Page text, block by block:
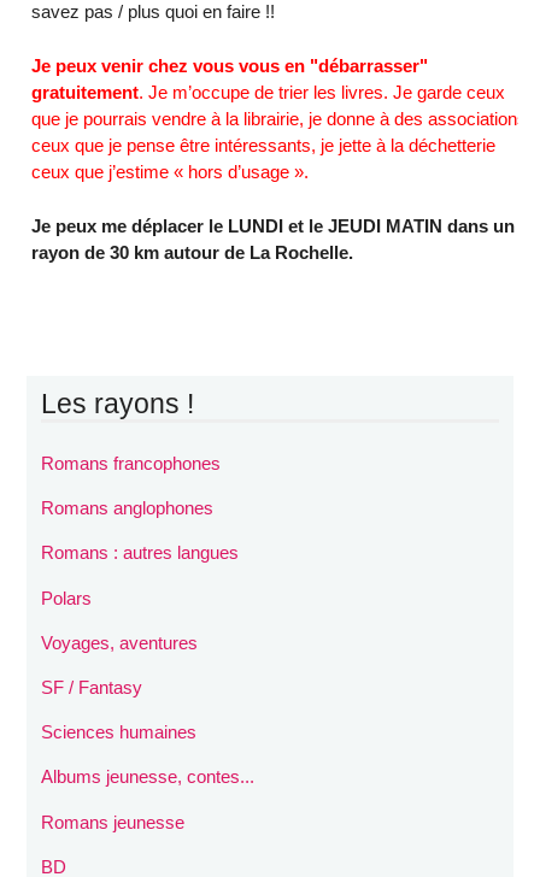
savez pas / plus quoi en faire !!
Je peux venir chez vous vous en "débarrasser"
gratuitement. Je m’occupe de trier les livres. Je garde ceux
que je pourrais vendre à la librairie, je donne à des associations
ceux que je pense être intéressants, je jette à la déchetterie
ceux que j’estime « hors d’usage ».
Je peux me déplacer le LUNDI et le JEUDI MATIN dans un
rayon de 30 km autour de La Rochelle.
Les rayons !
Romans francophones
Romans anglophones
Romans : autres langues
Polars
Voyages, aventures
SF / Fantasy
Sciences humaines
Albums jeunesse, contes...
Romans jeunesse
BD